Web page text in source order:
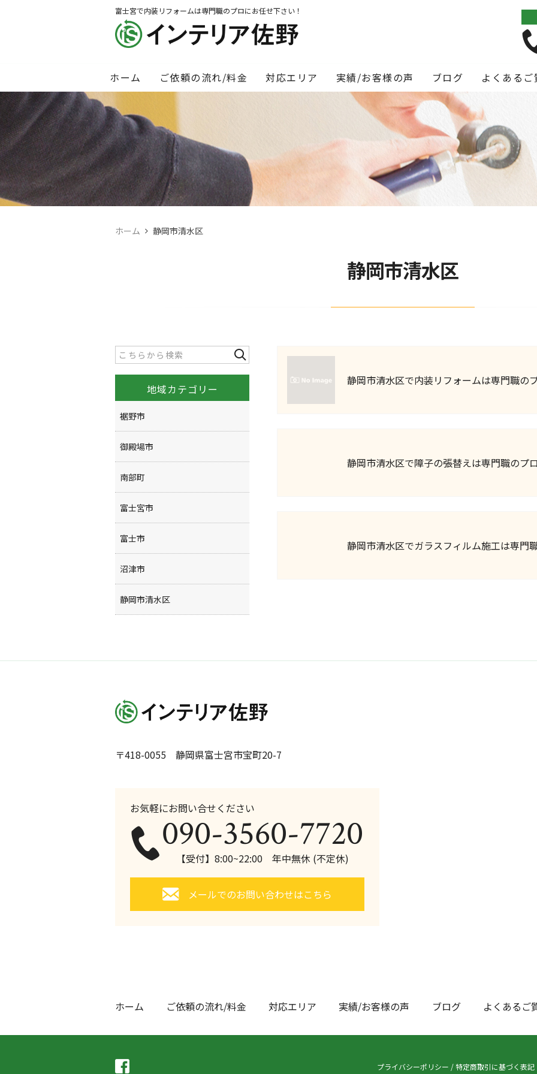
富士宮で内装リフォームは専門職のプロにお任せ下さい！
ホーム ご依頼の流れ/料金 対応エリア 実績/お客様の声 ブログ よくあるご
ホーム 静岡市清水区
静岡市清水区
静岡市清水区で内装リフォームは専門職の
静岡市清水区で障子の張替えは専門職のプ
静岡市清水区でガラスフィルム施工は専門
地域カテゴリー
裾野市
御殿場市
南部町
富士宮市
富士市
沼津市
静岡市清水区
〒418-0055 静岡県富士宮市宝町20-7
お気軽にお問い合せください
090-3560-7720
【受付】8:00~22:00 年中無休 (不定休)
メールでのお問い合わせはこちら
ホーム ご依頼の流れ/料金 対応エリア 実績/お客様の声 ブログ よくあるご
プライバシーポリシー /特定商取引に基づく表記